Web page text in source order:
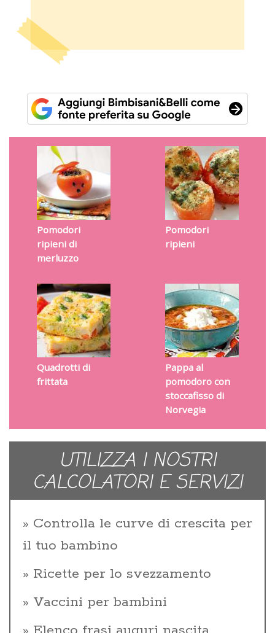
Pomodori
ripieni di
merluzzo
Pomodori
ripieni
Quadrotti di
frittata
Pappa al
pomodoro con
stoccafisso di
Norvegia
UTILIZZA I NOSTRI
CALCOLATORI E SERVIZI
Controlla le curve di crescita per
il tuo bambino
Ricette per lo svezzamento
Vaccini per bambini